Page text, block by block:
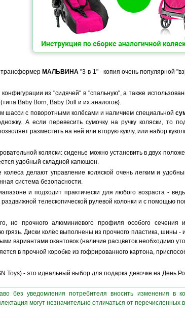
трансформер МАЛЬВИНА"3-в-1" - копия очень популярной
из "сидячей" в "спальную", а также
Baby Born, Baby Doll и их аналогов).
шасси с поворотными колёсами и наличием специальной
А если перевесить сумочку на ручку коляски, то
разместить на ней или вторую куклу, или набор
коляски: сиденье можно установить в двух
удобный складной капюшон.
делают управление коляской очень легким и
система безопасности.
и подходит практически для любого возраста -
телескопической рулевой колонки и с помощью
но прочного алюминиевого профиля особого сечения
Диски колёс выполнены из прочного пластика, шины -
вариантами окантовок (наличие расцветок необходимо
в прочной коробке из гофрированного картона,
Toys) - это идеальный выбор для подарка девочке на День
без уведомления потребителя вносить изменения в
могут незначительно отличаться от